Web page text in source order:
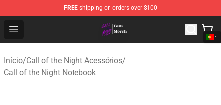
FREE shipping on orders over $100
Open menu
Call of the Night Store - Official Call of the Night
Início/Call of the Night Acessórios/
Call of the Night Notebook